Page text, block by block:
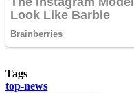
Tags
top-news